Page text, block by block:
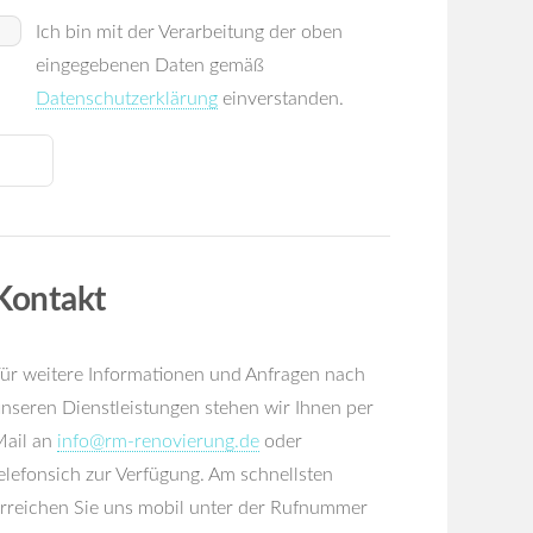
Ich bin mit der Verarbeitung der oben
eingegebenen Daten gemäß
Datenschutzerklärung einverstanden.
weitere Informationen und Anfragen nach
Dienstleistungen stehen wir Ihnen per
an info@rm-renovierung.de oder
zur Verfügung. Am schnellsten
Sie uns mobil unter der Rufnummer